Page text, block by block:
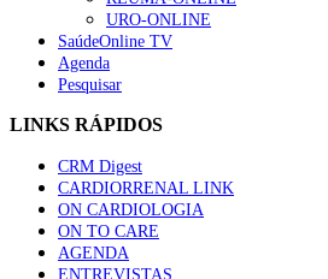
URO-ONLINE
SaúdeOnline TV
Agenda
Pesquisar
LINKS RÁPIDOS
CRM Digest
CARDIORRENAL LINK
ON CARDIOLOGIA
ON TO CARE
AGENDA
ENTREVISTAS